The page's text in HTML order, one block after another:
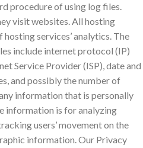
procedure of using log files.
visit websites. All hosting
services’ analytics. The
include internet protocol (IP)
Service Provider (ISP), date and
and possibly the number of
information that is personally
information is for analyzing
users’ movement on the
information. Our Privacy